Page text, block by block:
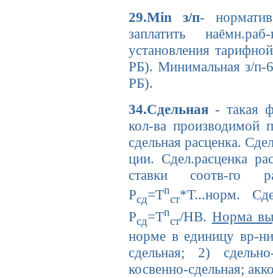
29.Min з/п-
заплатить
установления
РБ). Минимальная з/п-
РБ).
34.Сдельная - такая
кол-ва производимой
сдельная расценка.
ции. Сдел.расценка
ставки соотв-го
Рсд=Тn
ст*Т...норм.
Рсд=Тn
ст/НВ. Норма
норме в единицу вр-
сдельная; 2)
косвенно-сдельная;